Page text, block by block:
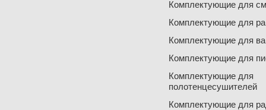
Комплектующие для
Комплектующие для
Комплектующие для
Комплектующие для
Комплектующие для
полотенцесушителей
Комплектующие для